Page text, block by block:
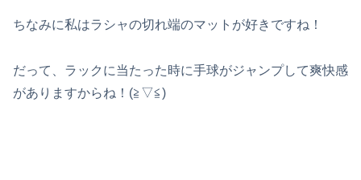
ちなみに私はラシャの切れ端のマットが好きですね！
だって、ラックに当たった時に手球がジャンプして爽快感
がありますからね！(≧▽≦)